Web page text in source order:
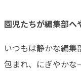
園児たちが編集部へ
いつもは静かな編
包まれ、にぎやかな